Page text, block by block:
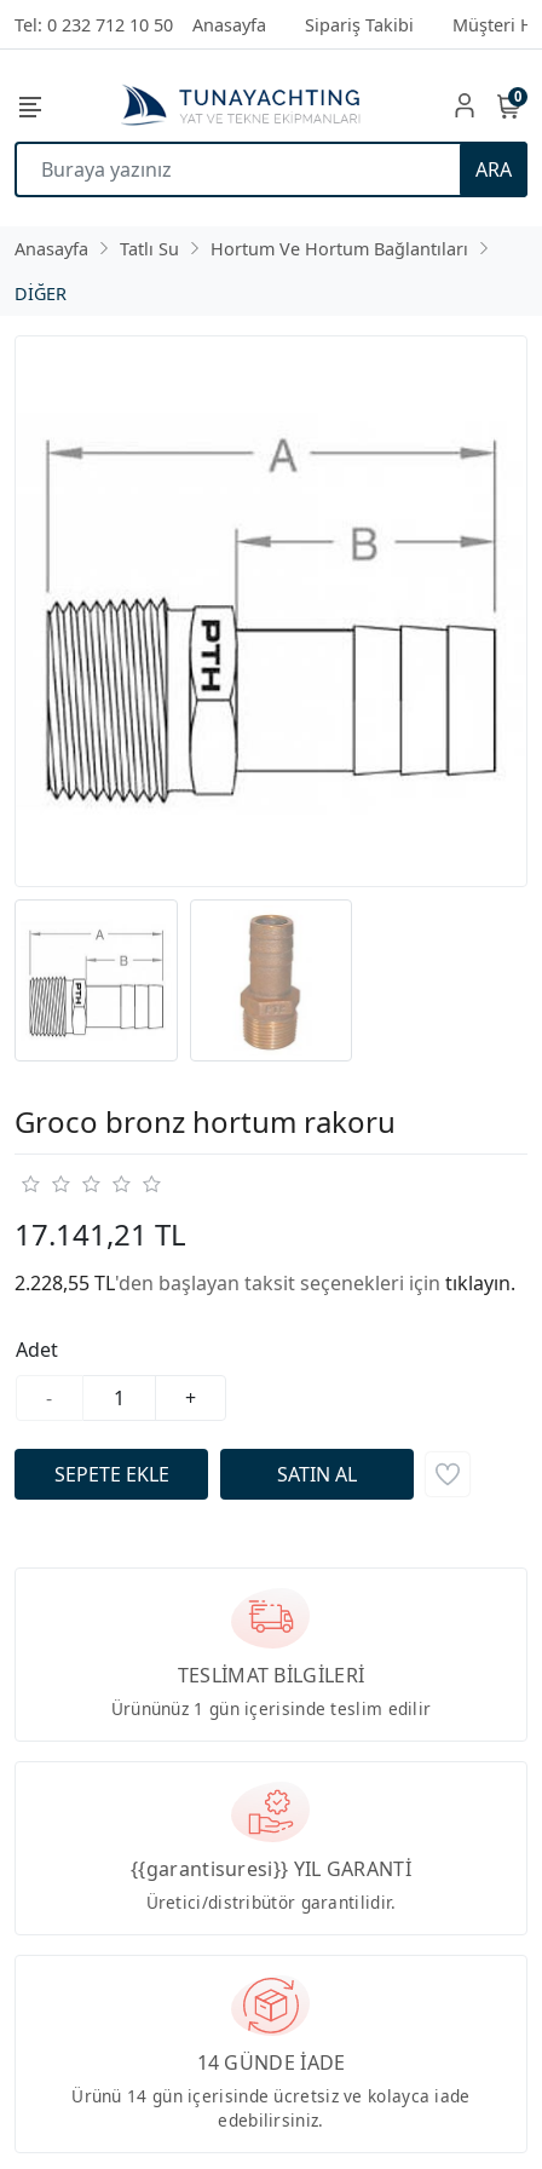
Tel: 0 232 712 10 50 Anasayfa Sipariş Takibi Müşteri
ARA
0
Anasayfa Tatlı Su
Hortum Ve Hortum Bağlantıları
DİĞER
Groco bronz hortum rakoru
17.141,21 TL
2.228,55 TL'den başlayan taksit seçenekleri için tıklayın.
Adet
-
+
TESLİMAT BİLGİLERİ
Ürününüz 1 gün içerisinde teslim edilir
{{garantisuresi}} YIL GARANTİ
Üretici/distribütör garantilidir.
14 GÜNDE İADE
Ürünü 14 gün içerisinde ücretsiz ve kolayca iade
edebilirsiniz.